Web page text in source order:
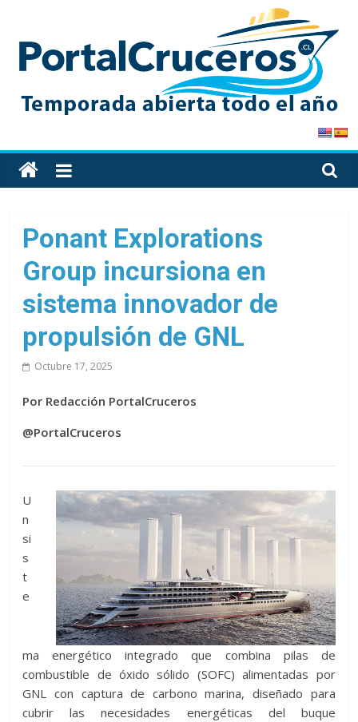
content
PortalCruceros
Toda
la
de
cruceros
en
solo
Ponant Explorations
Group incursiona en
sistema innovador de
propulsión de GNL
Octubre 17, 2025
Por Redacción PortalCruceros
@PortalCruceros
U
n
si
s
t
e
ma energético integrado que combina pilas de
combustible de óxido sólido (SOFC) alimentadas por
GNL con captura de carbono marina, diseñado para
cubrir las necesidades energéticas del buque